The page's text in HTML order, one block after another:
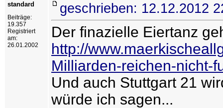
standard
Beiträge:
19.357
Registriert
am:
26.01.2002
geschrieben: 12.12.2012
Der finazielle Eiertanz
http://
Milliarden-reichen-nicht-
Und auch Stuttgart 21
würde ich sagen...